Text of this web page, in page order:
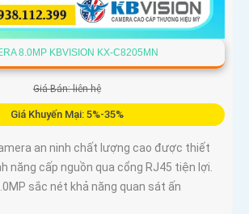
8.0MP KBVISION KX-C8205MN
Giá Bán: liên hệ
Giá Khuyến Mại: 5%-35%
an ninh chất lượng cao được thiết
năng cấp nguồn qua cổng RJ45 tiện lợi.
sắc nét khả năng quan sát ấn